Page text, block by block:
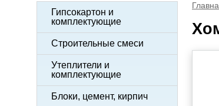
Гипсокартон и
комплектующие
Строительные смеси
Утеплители и
комплектующие
Блоки, цемент, кирпич